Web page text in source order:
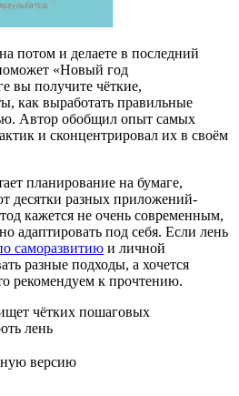
потом и делаете в последний
«Новый год
вы получите чёткие,
как выработать правильные
Автор обобщил опыт самых
и сконцентрировал их в своём
планирование на бумаге,
десятки разных приложений-
кажется не очень современным,
адаптировать под себя. Если лень
саморазвитию и личной
разные подходы, а хочется
рекомендуем к прочтению.
чётких пошаговых
лень
версию